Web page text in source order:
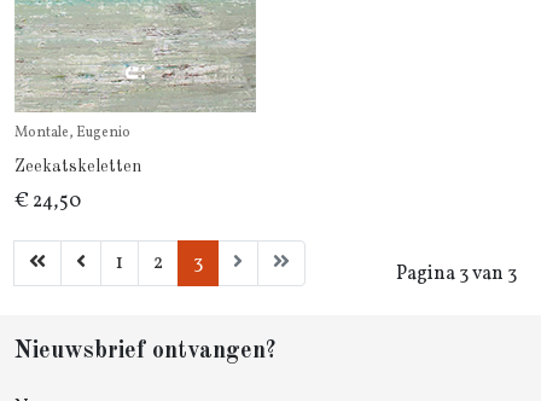
Montale, Eugenio
Zeekatskeletten
€ 24,50
Pagina 3 van 3
1 2 3
Nieuwsbrief ontvangen?